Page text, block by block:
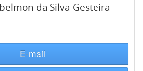
da Silva Gesteira
E-mail